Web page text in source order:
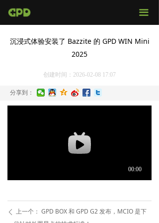
끀
官网首页
沉浸式体验安装了 Bazzite 的 GPD WIN Mini
2025
ꄴ 上一个： GPD BOX 和 GPD G2 发布，MCIO 是下
分享到：
创建时间： 2026-02-08 17:07